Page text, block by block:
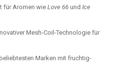
für Aromen wieLove 66 und Ice
Mesh-Coil-Technologie für
Marken mit fruchtig-